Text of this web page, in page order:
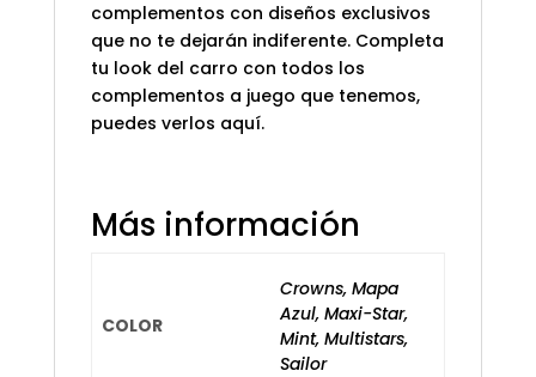
complementos con diseños exclusivos
que no te dejarán indiferente. Completa
tu look del carro con todos los
complementos a juego que tenemos,
puedes verlos aquí.
Más información
COLOR
Crowns, Mapa
Azul, Maxi-Star,
Mint, Multistars,
Sailor